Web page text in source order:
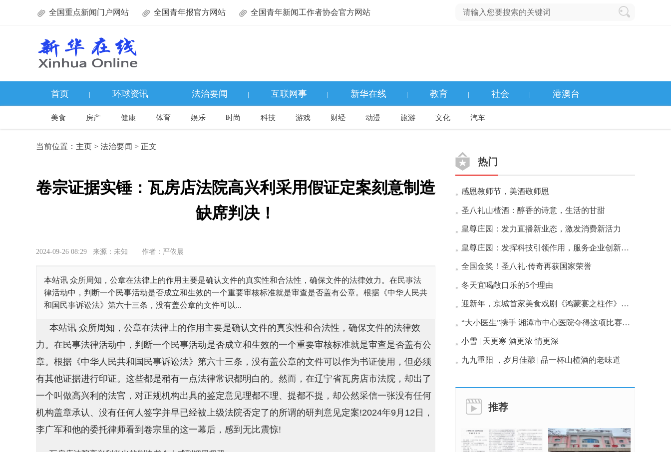
全国重点新闻门户网站 全国青年报官方网站 全国青年新闻工作者协会官方网站
首页 环球资讯 法治要闻 互联网事 新华在线 教育 社会 港澳台
美食 房产 健康 体育 娱乐 时尚 科技 游戏 财经 动漫 旅游 文化 汽车
当前位置： 主页 > 法治要闻 > 正文
卷宗证据实锤：瓦房店法院高兴利采用假证定案刻意制造
缺席判决！
2024-09-26 08:29 来源：未知 作者：严依晨
本站讯 众所周知，公章在法律上的作用主要是确认文件的真实性和合法性，确保文件的法律效力。在民事法
律活动中，判断一个民事活动是否成立和生效的一个重要审核标准就是审查是否盖有公章。根据《中华人民共
和国民事诉讼法》第六十三条，没有盖公章的文件可以...
本站讯 众所周知，公章在法律上的作用主要是确认文件的真实性和合法性，确保文件的法律效
力。在民事法律活动中，判断一个民事活动是否成立和生效的一个重要审核标准就是审查是否盖有公
章。根据‌《中华人民共和国民事诉讼法》第六十三条，没有盖公章的文件可以作为书证使用，但必须
有其他证据进行印证。这些都是稍有一点法律常识都明白的。然而，在辽宁省瓦房店市法院，却出了
一个叫做高兴利的法官，对正规机构出具的鉴定意见理都不理、提都不提，却公然采信一张没有任何
机构盖章承认、没有任何人签字并早已经被上级法院否定了的所谓的研判意见定案!2024年9月12日，
李广军和他的委托律师看到卷宗里的这一幕后，感到无比震惊!
热门
感恩教师节，美酒敬师恩
圣八礼山楂酒：醇香的诗意，生活的甘甜
皇尊庄园：发力直播新业态，激发消费新活力
皇尊庄园：发挥科技引领作用，服务企业创新发展
全国金奖！圣八礼·传奇再获国家荣誉
冬天宜喝敞口乐的5个理由
迎新年，京城首家美食戏剧《鸿蒙宴之柱作》首演成功
“大小医生”携手 湘潭市中心医院夺得这项比赛一等奖
小雪 | 天更寒 酒更浓 情更深
九九重阳 ，岁月佳酿 | 品一杯山楂酒的老味道
推荐